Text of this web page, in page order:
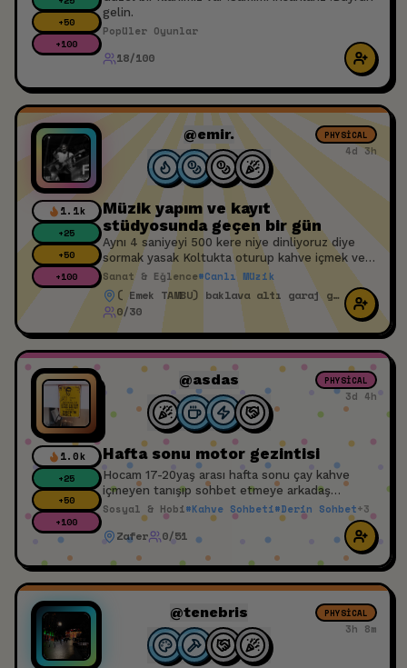
+50
+100
gelin.
Popüler Oyunlar
18/100
1.1k
+25
+50
+100
@emir. PHYSICAL
4d 3h
Müzik yapım ve kayıt
stüdyosunda geçen bir gün
Aynı 4 saniyeyi 500 kere niye dinliyoruz diye
sormak yasak ​Koltukta oturup kahve içmek ve
şarkıya kafayla eşlik etmek serbest ​Çıkışta
kafanda bir melodiyle gezme garantisi var
Sanat & Eğlence#Canlı Müzik
( Emek TAMBU) baklava altı garaj girişi
0/30
1.0k
+25
+50
+100
@asdas PHYSICAL
3d 4h
Hafta sonu motor gezintisi
Hocam 17-20yaş arası hafta sonu çay kahve
içmeyen tanışıp sohbet etmeye arkadaş
atıyorum 50cc cup var motor yoksa sıkıntı yok
kaskını ayarla gerisi tamam
Sosyal & Hobi#Kahve Sohbeti#Derin Sohbet+3
Zafer 0/51
@tenebris PHYSICAL
3h 8m